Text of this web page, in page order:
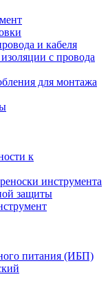
и кабеля
с провода
для монтажа
к
инструмента
защиты
питания (ИБП)